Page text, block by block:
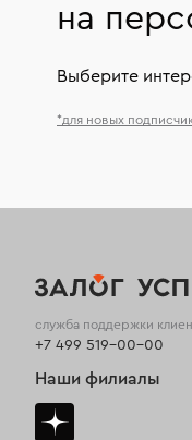
на
Выберите
*для новых
служба поддержки
+7 499 519-00-00
Наши филиалы